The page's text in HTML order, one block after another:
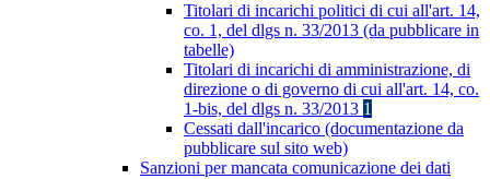
Titolari di incarichi politici di cui all'art. 14,
co. 1, del dlgs n. 33/2013 (da pubblicare in
tabelle)
Titolari di incarichi di amministrazione, di
direzione o di governo di cui all'art. 14, co.
1-bis, del dlgs n. 33/2013 1
Cessati dall'incarico (documentazione da
pubblicare sul sito web)
Sanzioni per mancata comunicazione dei dati